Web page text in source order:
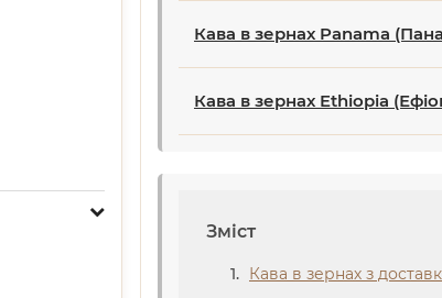
Кава в зернах Panama
Кава в зернах Ethiopia
Зміст
Кава в зернах з